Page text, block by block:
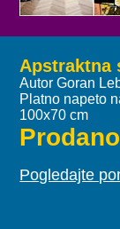
Apstraktna
Autor Goran
Platno napeto
100x70 cm
Prodano
Pogledajte